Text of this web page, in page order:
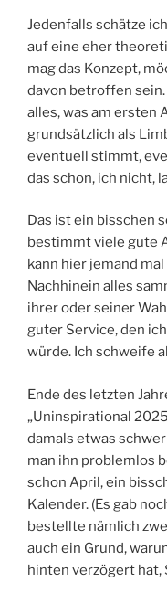
Jedenfalls schätze
auf eine eher
mag das Konzept,
davon betroffen sein.
alles, was am ersten
grundsätzlich als
eventuell stimmt,
das schon, ich nicht,
Das ist ein bisschen
bestimmt viele gute
kann hier jemand
Nachhinein alles
ihrer oder seiner
guter Service, den
würde. Ich schweife
Ende des letzten
„Uninspirational
damals etwas
man ihn problemlos
schon April, ein
Kalender. (Es gab
bestellte nämlich
auch ein Grund,
hinten verzögert hat,